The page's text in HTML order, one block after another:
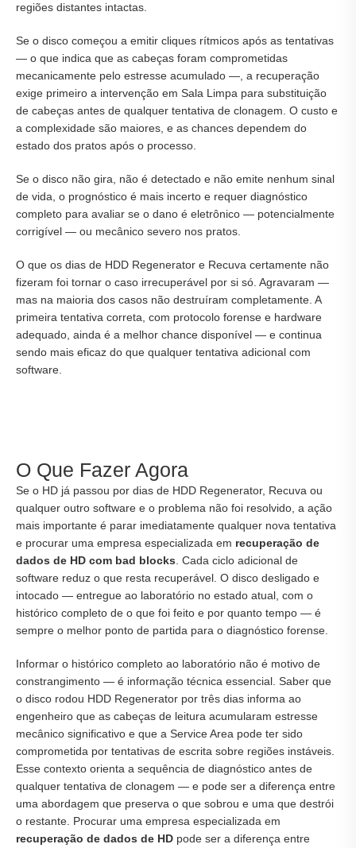
regiões distantes intactas.
Se o disco começou a emitir cliques rítmicos após as tentativas
— o que indica que as cabeças foram comprometidas
mecanicamente pelo estresse acumulado —, a recuperação
exige primeiro a intervenção em Sala Limpa para substituição
de cabeças antes de qualquer tentativa de clonagem. O custo e
a complexidade são maiores, e as chances dependem do
estado dos pratos após o processo.
Se o disco não gira, não é detectado e não emite nenhum sinal
de vida, o prognóstico é mais incerto e requer diagnóstico
completo para avaliar se o dano é eletrônico — potencialmente
corrigível — ou mecânico severo nos pratos.
O que os dias de HDD Regenerator e Recuva certamente não
fizeram foi tornar o caso irrecuperável por si só. Agravaram —
mas na maioria dos casos não destruíram completamente. A
primeira tentativa correta, com protocolo forense e hardware
adequado, ainda é a melhor chance disponível — e continua
sendo mais eficaz do que qualquer tentativa adicional com
software.
O Que Fazer Agora
Se o HD já passou por dias de HDD Regenerator, Recuva ou
qualquer outro software e o problema não foi resolvido, a ação
mais importante é parar imediatamente qualquer nova tentativa
e procurar uma empresa especializada em recuperação de
dados de HD com bad blocks. Cada ciclo adicional de
software reduz o que resta recuperável. O disco desligado e
intocado — entregue ao laboratório no estado atual, com o
histórico completo de o que foi feito e por quanto tempo — é
sempre o melhor ponto de partida para o diagnóstico forense.
Informar o histórico completo ao laboratório não é motivo de
constrangimento — é informação técnica essencial. Saber que
o disco rodou HDD Regenerator por três dias informa ao
engenheiro que as cabeças de leitura acumularam estresse
mecânico significativo e que a Service Area pode ter sido
comprometida por tentativas de escrita sobre regiões instáveis.
Esse contexto orienta a sequência de diagnóstico antes de
qualquer tentativa de clonagem — e pode ser a diferença entre
uma abordagem que preserva o que sobrou e uma que destrói
o restante. Procurar uma empresa especializada em
recuperação de dados de HD pode ser a diferença entre